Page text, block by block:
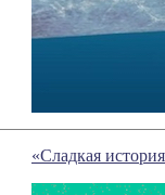
«Сладкая